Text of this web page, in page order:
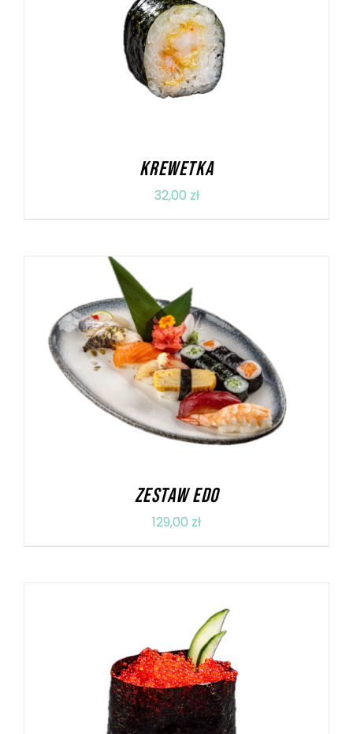
DODAJ DO KOSZYKA / SZCZEGÓŁY
KREWETKA
32,00 zł
DODAJ DO KOSZYKA / SZCZEGÓŁY
ZESTAW EDO
129,00 zł
DODAJ DO KOSZYKA / SZCZEGÓŁY